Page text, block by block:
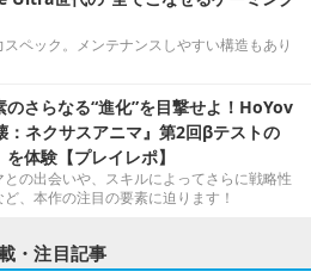
ペック。メンテナンスしやすい構造もあり
のさらなる“進化”を目撃せよ！HoYov
：ネクサスアニマ』第2回βテストの
を体験【プレイレポ】
の出会いや、スキルによってさらに戦略性
、本作の注目の要素に迫ります！
・注目記事